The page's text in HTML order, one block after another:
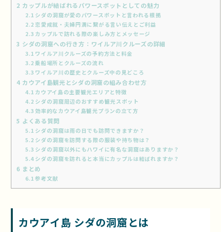
2 カップルが結ばれるパワースポットとしての魅力
2.1 シダの洞窟が愛のパワースポットと言われる根拠
2.2 恋愛成就・夫婦円満に繋がる言い伝えとご利益
2.3 カップルで訪れる際の楽しみ方とメッセージ
3 シダの洞窟への行き方：ワイルア川クルーズの詳細
3.1 ワイルア川クルーズの予約方法と料金
3.2 乗船場所とクルーズの流れ
3.3 ワイルア川の歴史とクルーズ中の見どころ
4 カウアイ島観光とシダの洞窟の組み合わせ方
4.1 カウアイ島の主要観光エリアと特徴
4.2 シダの洞窟周辺のおすすめ観光スポット
4.3 効率的なカウアイ島観光プランの立て方
5 よくある質問
5.1 シダの洞窟は雨の日でも訪問できますか？
5.2 シダの洞窟を訪問する際の服装や持ち物は？
5.3 シダの洞窟以外にもハワイに有名な洞窟はありますか？
5.4シダの洞窟を訪れると本当にカップルは結ばれますか？
6 まとめ
6.1 参考文献
カウアイ島 シダの洞窟とは